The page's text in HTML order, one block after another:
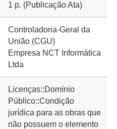
1 p. (Publicação Ata)
Controladoria-Geral da
União (CGU)
Empresa NCT Informática
Ltda
Licenças::Domínio
Público::Condição
jurídica para as obras que
não possuem o elemento